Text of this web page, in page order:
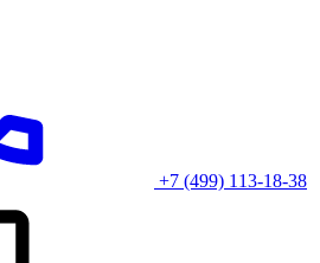
+7 (499) 113-18-38